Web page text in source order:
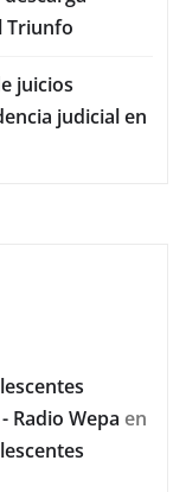
Triunfo
juicios
judicial en
Radio Wepa en